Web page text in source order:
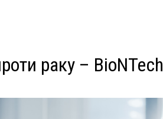
раку – BioNTech